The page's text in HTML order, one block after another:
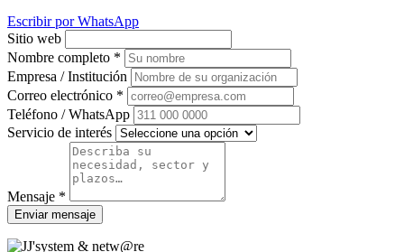
Escribir por WhatsApp
Sitio web
Nombre completo *
Empresa / Institución
Correo electrónico *
Teléfono / WhatsApp
Servicio de interés
Mensaje *
Enviar mensaje